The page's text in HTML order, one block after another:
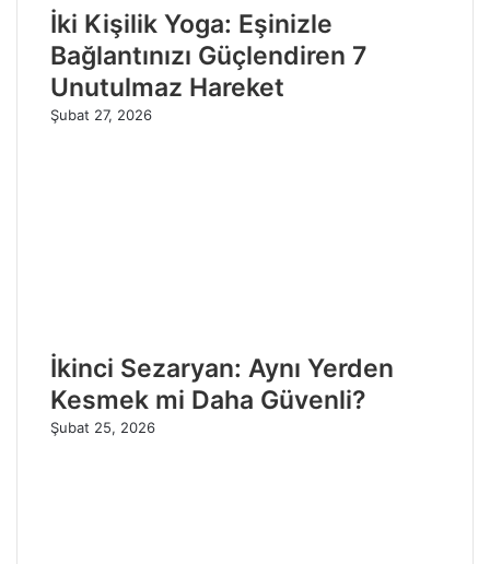
İki Kişilik Yoga: Eşinizle
Bağlantınızı Güçlendiren 7
Unutulmaz Hareket
Şubat 27, 2026
İkinci Sezaryan: Aynı Yerden
Kesmek mi Daha Güvenli?
Şubat 25, 2026